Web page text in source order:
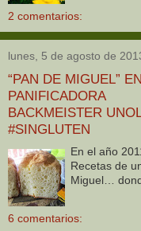
2 comentarios:
lunes, 5 de agosto de
“PAN DE MIGUEL” EN
PANIFICADORA
BACKMEISTER
#SINGLUTEN
En el año
Recetas de
Miguel…
6 comentarios: